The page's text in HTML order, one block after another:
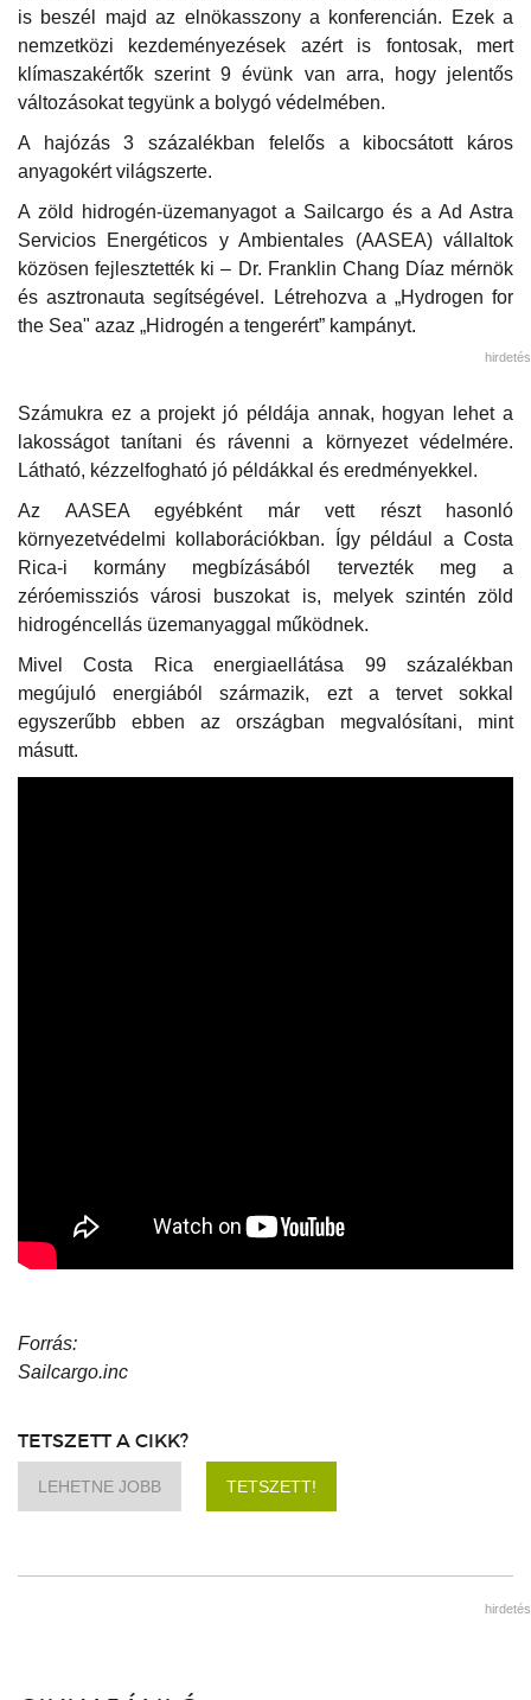
is beszél majd az elnökasszony a konferencián. Ezek a
nemzetközi kezdeményezések azért is fontosak, mert
klímaszakértők szerint 9 évünk van arra, hogy jelentős
változásokat tegyünk a bolygó védelmében.
A hajózás 3 százalékban felelős a kibocsátott káros
anyagokért világszerte.
A zöld hidrogén-üzemanyagot a Sailcargo és a Ad Astra
Servicios Energéticos y Ambientales (AASEA) vállaltok
közösen fejlesztették ki – Dr. Franklin Chang Díaz mérnök
és asztronauta segítségével. Létrehozva a „Hydrogen for
the Sea" azaz „Hidrogén a tengerért” kampányt.
hirdetés
Számukra ez a projekt jó példája annak, hogyan lehet a
lakosságot tanítani és rávenni a környezet védelmére.
Látható, kézzelfogható jó példákkal és eredményekkel.
Az AASEA egyébként már vett részt hasonló
környezetvédelmi kollaborációkban. Így például a Costa
Rica-i kormány megbízásából tervezték meg a
zéróemissziós városi buszokat is, melyek szintén zöld
hidrogéncellás üzemanyaggal működnek.
Mivel Costa Rica energiaellátása 99 százalékban
megújuló energiából származik, ezt a tervet sokkal
egyszerűbb ebben az országban megvalósítani, mint
másutt.
Forrás:
Sailcargo.inc
TETSZETT A CIKK?
LEHETNE JOBB TETSZETT!
hirdetés